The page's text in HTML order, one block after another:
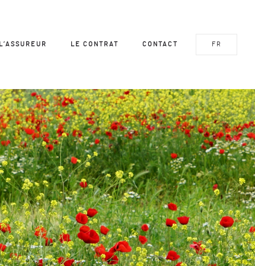
FR
L’ASSUREUR LE CONTRAT CONTACT